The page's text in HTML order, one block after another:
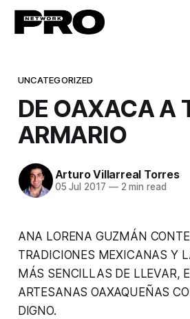
UNCATEGORIZED
DE OAXACA A
ARMARIO
Arturo Villarreal Torres
05 Jul 2017 —2 min read
ANA LORENA GUZMÁN
TRADICIONES MEXICANAS Y
MÁS SENCILLAS DE LLEVAR,
ARTESANAS OAXAQUEÑAS
DIGNO.